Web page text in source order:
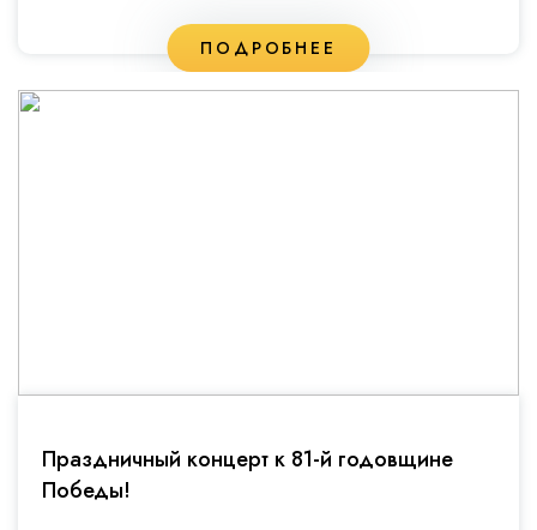
ПОДРОБНЕЕ
Праздничный концерт к 81-й годовщине
Победы!